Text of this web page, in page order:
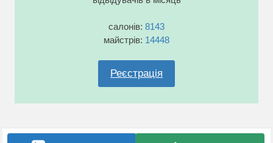
салонів: 8143
майстрів: 14448
Реєстрація